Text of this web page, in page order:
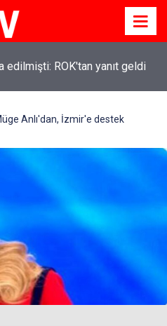
edilmişti: ROK'tan yanıt geldi
Anlı'dan, İzmir'e destek